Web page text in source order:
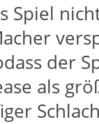
der
als